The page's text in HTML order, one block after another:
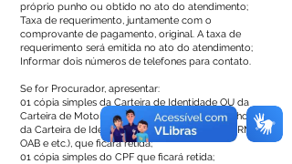
próprio punho ou obtido no ato do atendimento;
Taxa de requerimento, juntamente com o
comprovante de pagamento, original. A taxa de
requerimento será emitida no ato do atendimento;
Informar dois números de telefones para contato.
Se for Procurador, apresentar:
01 cópia simples da Carteira de Identidade OU da
Carteira de Motorista OU da Carteira de Trabalho OU
da Carteira de Identidade Profissional (CREA, CRM.
OAB e etc.), que ficará retida;
01 cópia simples do CPF que ficará retida;